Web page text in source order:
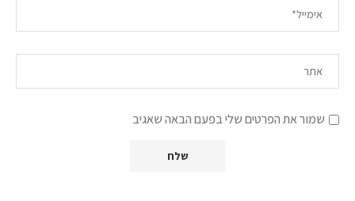
שמור את הפרטים שלי בפעם הבאה שאגיב